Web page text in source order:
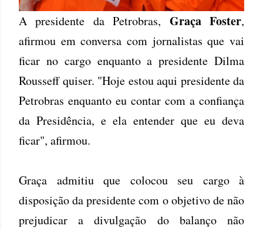
A presidente da Petrobras, Graça Foster,
afirmou em conversa com jornalistas que vai
ficar no cargo enquanto a presidente Dilma
Rousseff quiser. "Hoje estou aqui presidente da
Petrobras enquanto eu contar com a confiança
da Presidência, e ela entender que eu deva
ficar", afirmou.
Graça admitiu que colocou seu cargo à
disposição da presidente com o objetivo de não
prejudicar a divulgação do balanço não